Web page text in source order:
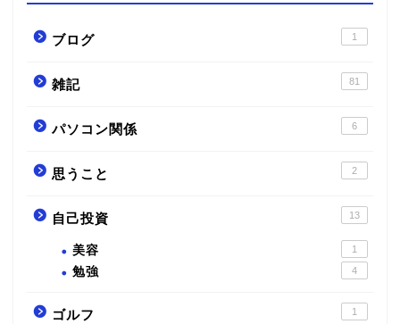
ブログ 1
雑記 81
パソコン関係 6
思うこと 2
自己投資 13
美容 1
勉強 4
ゴルフ 1